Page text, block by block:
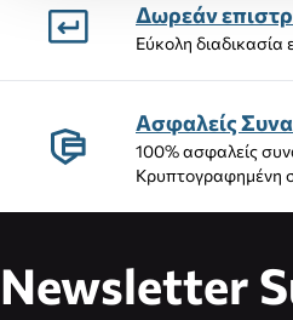
Δωρεάν
Εύκολη διαδικασία
Ασφαλείς
100% ασφαλείς
Κρυπτογραφημένη
Newsletter